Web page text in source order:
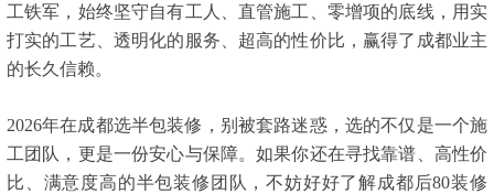
工铁军，始终坚守自有工人、直管施工、零增项的底线，用实
打实的工艺、透明化的服务、超高的性价比，赢得了成都业主
的长久信赖。
2026年在成都选半包装修，别被套路迷惑，选的不仅是一个施
工团队，更是一份安心与保障。如果你还在寻找靠谱、高性价
比、满意度高的半包装修团队，不妨好好了解成都后80装修